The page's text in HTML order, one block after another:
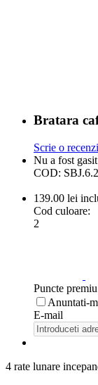
Bratara
Scrie o
Nu a fost
COD:
139.00 lei
Cod culoare:
2
Puncte
Anuntati-
E-mail
4 rate lunare